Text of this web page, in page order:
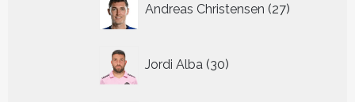
Andreas Christensen 27
producten
Jordi Alba 30
producten